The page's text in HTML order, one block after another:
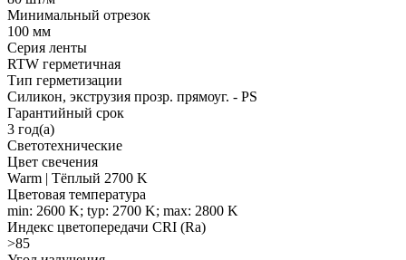
Минимальный отрезок
100 мм
Серия ленты
RTW герметичная
Тип герметизации
Силикон, экструзия прозр. прямоуг. - PS
Гарантийный срок
3 год(а)
Светотехнические
Цвет свечения
Warm | Тёплый 2700 K
Цветовая температура
min: 2600 K; typ: 2700 K; max: 2800 K
Индекс цветопередачи CRI (Ra)
>85